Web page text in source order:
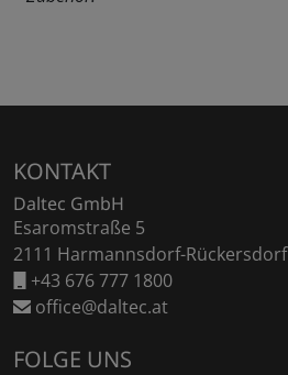
KONTAKT
Daltec GmbH
Esaromstraße 5
2111 Harmannsdorf-Rückersdorf
+43 676 777 1800
office@daltec.at
FOLGE UNS